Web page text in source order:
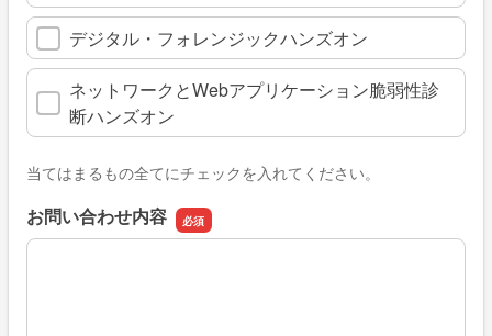
デジタル・フォレンジックハンズオン
ネットワークとWebアプリケーション脆弱性診
断ハンズオン
当てはまるもの全てにチェックを入れてください。
お問い合わせ内容
お問い合わせ内容